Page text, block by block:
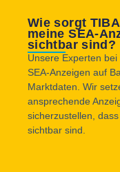
Wie sorgt
meine SEA-
sichtbar sind?
Unsere Experten
SEA-Anzeigen auf
Marktdaten. Wir
ansprechende
sicherzustellen,
sichtbar sind.